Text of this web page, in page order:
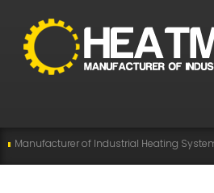
of Industrial Heating System∎Phone: